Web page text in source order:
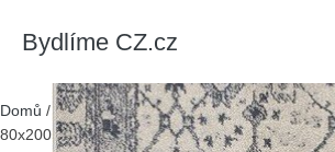
Bydlíme CZ.cz
Domů /Produkty/> Koberce a rohožky >
80x200 cm Siroco – Universal